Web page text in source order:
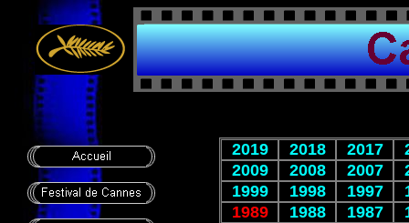
2019 2018 2017
2009
2008 2007
1999
1998 1997
1989
1988 1987